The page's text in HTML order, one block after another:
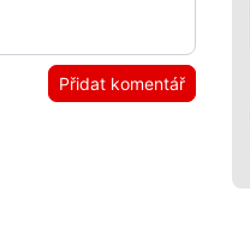
Přidat komentář